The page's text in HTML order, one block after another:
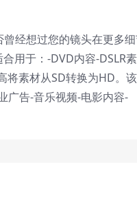
经想过您的镜头在更多
用于：-DVD内容-DSLR
将素材从SD转换为HD。
广告-音乐视频-电影内容-